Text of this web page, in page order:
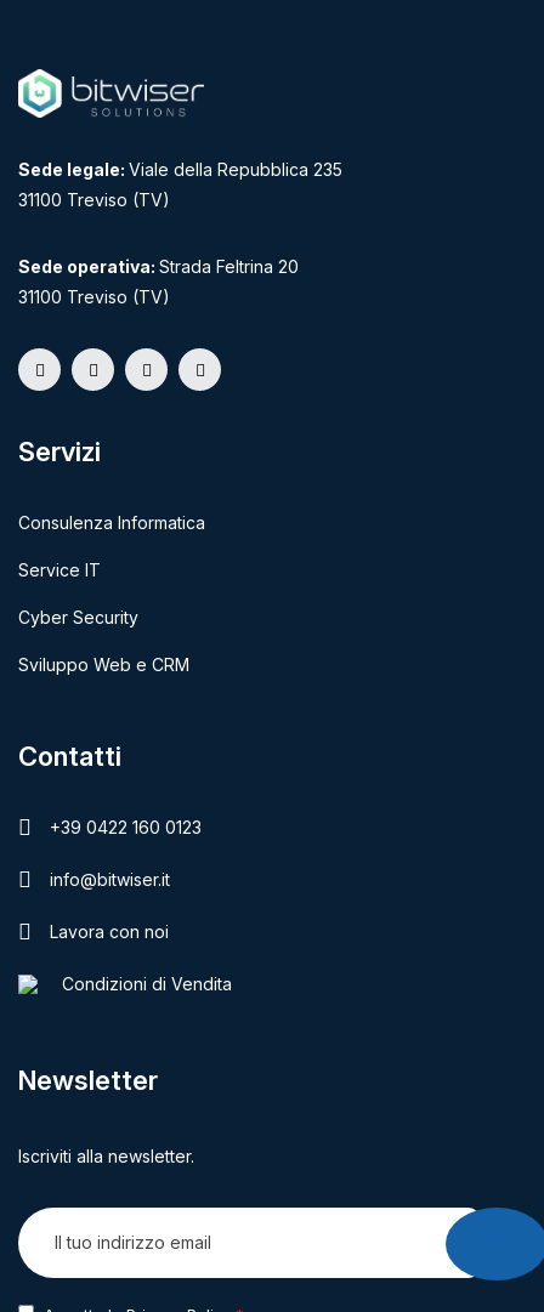
Sede legale: Viale della Repubblica 235
31100 Treviso (TV)
Sede operativa: Strada Feltrina 20
31100 Treviso (TV)
Servizi
Consulenza Informatica
Service IT
Cyber Security
Sviluppo Web e CRM
Contatti
+39 0422 160 0123
info@bitwiser.it
Lavora con noi
Condizioni di Vendita
Newsletter
Iscriviti alla newsletter.